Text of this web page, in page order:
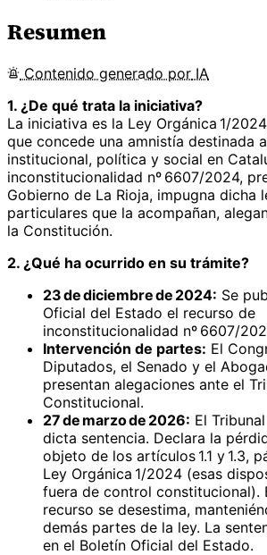
Resumen
Contenido generado por IA
1. ¿De qué trata la iniciativa?
La iniciativa es la Ley Orgánica 1/
que concede una amnistía destinada
institucional, política y social en
inconstitucionalidad nº 6607/2024,
Gobierno de La Rioja, impugna dicha
particulares que la acompañan,
la Constitución.
2. ¿Qué ha ocurrido en su trámite?
23 de diciembre de 2024: Se
Oficial del Estado el recurso de
inconstitucionalidad nº 6607/
Intervención de partes: El
Diputados, el Senado y el
presentan alegaciones ante el
Constitucional.
27 de marzo de 2026: El
dicta sentencia. Declara la
objeto de los artículos 1.1 y 1.3,
Ley Orgánica 1/2024 (esas
fuera de control constitucional).
recurso se desestima,
demás partes de la ley. La
en el Boletín Oficial del Estado.